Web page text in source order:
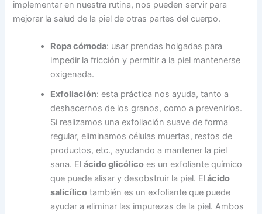
implementar en nuestra rutina, nos pueden servir para
mejorar la salud de la piel de otras partes del cuerpo.
Ropa cómoda: usar prendas holgadas para
impedir la fricción y permitir a la piel mantenerse
oxigenada.
Exfoliación: esta práctica nos ayuda, tanto a
deshacernos de los granos, como a prevenirlos.
Si realizamos una exfoliación suave de forma
regular, eliminamos células muertas, restos de
productos, etc., ayudando a mantener la piel
sana. Elácido glicólico es un exfoliante químico
que puede alisar y desobstruir la piel. Elácido
salicílico también es un exfoliante que puede
ayudar a eliminar las impurezas de la piel. Ambos